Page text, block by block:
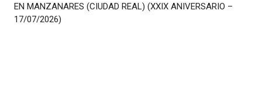
EN MANZANARES (CIUDAD REAL) (XXIX ANIVERSARIO –
17/07/2026)